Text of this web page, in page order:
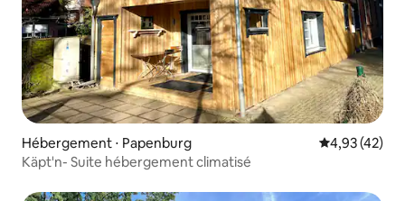
Hébergement ⋅ Papenburg Évaluation
4,93 (42)
Käpt'n- Suite hébergement climatisé